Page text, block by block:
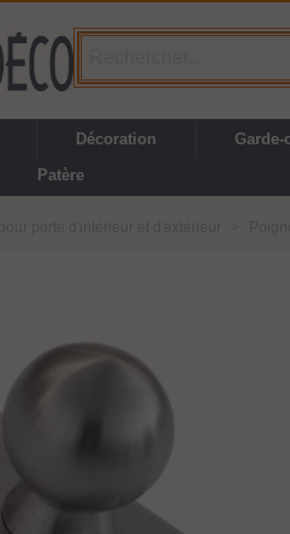
Décoration Garde-
Patère